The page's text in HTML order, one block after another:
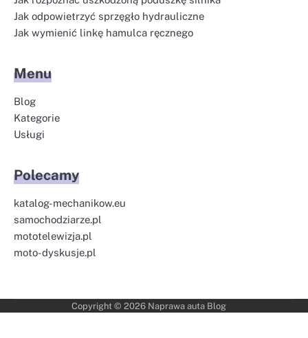
Jak odpowietrzyć sprzęgło hydrauliczne
Jak wymienić linkę hamulca ręcznego
Menu
Blog
Kategorie
Usługi
Polecamy
katalog-mechanikow.eu
samochodziarze.pl
mototelewizja.pl
moto-dyskusje.pl
Copyright © 2026 Naprawa auta Blog